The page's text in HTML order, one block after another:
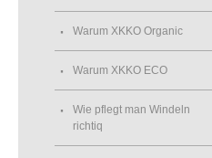
Warum XKKO Organic
Warum XKKO ECO
Wie pflegt man Windeln
richtiq